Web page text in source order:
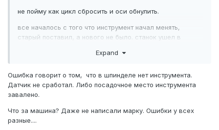
не пойму как цикл сбросить и оси обнулить.
все началось с того что инструмент начал менять,
старый поставил, а нового не было. станок ушел в
тоже не получилось поменять инструмент.
Expand
Ошибка говорит о том, что в шпинделе нет инструмента.
Датчик не сработал. Либо посадочное место инструмента
завалено.
Что за машина? Даже не написали марку. Ошибки у всех
разные....